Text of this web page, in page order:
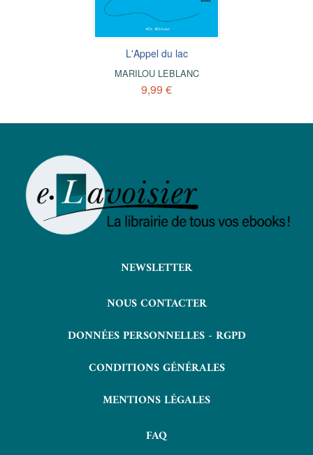
L'Appel du lac
MARILOU LEBLANC
9,99 €
NEWSLETTER
NOUS CONTACTER
DONNÉES PERSONNELLES - RGPD
CONDITIONS GÉNÉRALES
MENTIONS LÉGALES
FAQ